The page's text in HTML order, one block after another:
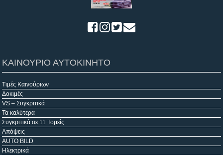
ΚΑΙΝΟΥΡΙΟ ΑΥΤΟΚΙΝΗΤΟ
Τιμές Καινούριων
Δοκιμές
VS – Συγκριτικά
Τα καλύτερα
Συγκριτικά σε 11 Τομείς
Απόψεις
AUTO BILD
Ηλεκτρικά